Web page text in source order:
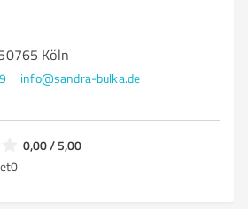
Köln
info@sandra-bulka.de
0,00 / 5,00
0